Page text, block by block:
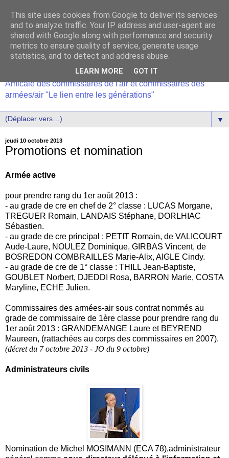
Amicale des commissaires de l'air et commissaires des
armées/air "Le lien entre les générations"
▼
jeudi 10 octobre 2013
Promotions et nomination
Armée active
pour prendre rang du 1er août 2013 :
- au grade de cre en chef de 2° classe : LUCAS Morgane,
TREGUER Romain, LANDAIS Stéphane, DORLHIAC
Sébastien.
- au grade de cre principal : PETIT Romain, de VALICOURT
Aude-Laure, NOULEZ Dominique, GIRBAS Vincent, de
BOSREDON COMBRAILLES Marie-Alix, AIGLE Cindy.
- au grade de cre de 1° classe : THILL Jean-Baptiste,
GOUBLET Norbert, DJEDDI Rosa, BARRON Marie, COSTA
Maryline, ECHE Julien.
Commissaires des armées-air sous contrat nommés au
grade de commissaire de 1ère classe pour prendre rang du
1er août 2013 : GRANDEMANGE Laure et BEYREND
Maureen, (rattachées au corps des commissaires en 2007).
(décret du 7 octobre 2013 - JO du 9 octobre)
Administrateurs civils
Nomination de Michel MOSIMANN (ECA 78),administrateur
This site uses cookies from Google to deliver its services
and to analyze traffic. Your IP address and user-agent are
shared with Google along with performance and security
metrics to ensure quality of service, generate usage
statistics, and to detect and address abuse.
LEARN MORE GOT IT